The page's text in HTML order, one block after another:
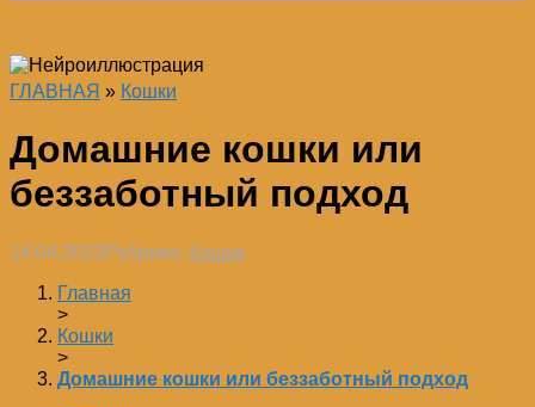
ГЛАВНАЯ » Кошки
Домашние кошки или
беззаботный подход
14.04.2023 Рубрика: Кошки
Главная
>
Кошки
>
Домашние кошки или беззаботный подход